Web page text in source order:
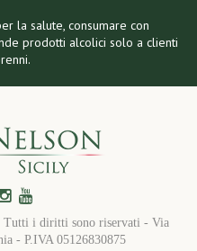
la salute, consumare con
prodotti alcolici solo a clienti
Tutti i diritti sono riservati - Via
- P.IVA 05126830875